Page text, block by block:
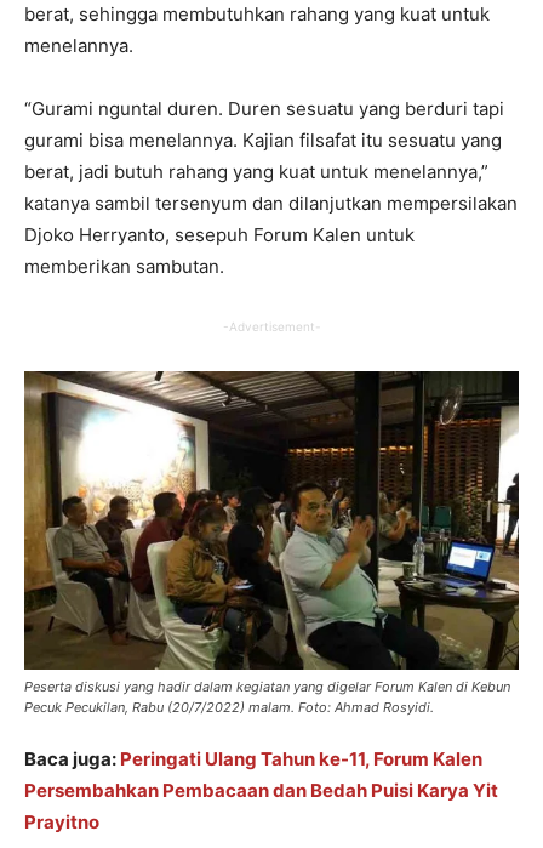
berat, sehingga membutuhkan rahang yang kuat untuk
menelannya.
“Gurami nguntal duren. Duren sesuatu yang berduri tapi
gurami bisa menelannya. Kajian filsafat itu sesuatu yang
berat, jadi butuh rahang yang kuat untuk menelannya,”
katanya sambil tersenyum dan dilanjutkan mempersilakan
Djoko Herryanto, sesepuh Forum Kalen untuk
memberikan sambutan.
-Advertisement-
Peserta diskusi yang hadir dalam kegiatan yang digelar Forum Kalen di Kebun
Pecuk Pecukilan, Rabu (20/7/2022) malam. Foto: Ahmad Rosyidi.
Baca juga: Peringati Ulang Tahun ke-11, Forum Kalen
Persembahkan Pembacaan dan Bedah Puisi Karya Yit
Prayitno